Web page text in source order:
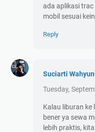
ada aplikasi
mobil sesuai
Reply
Suciarti
Tuesday,
Kalau liburan
bener ya sewa
lebih praktis,